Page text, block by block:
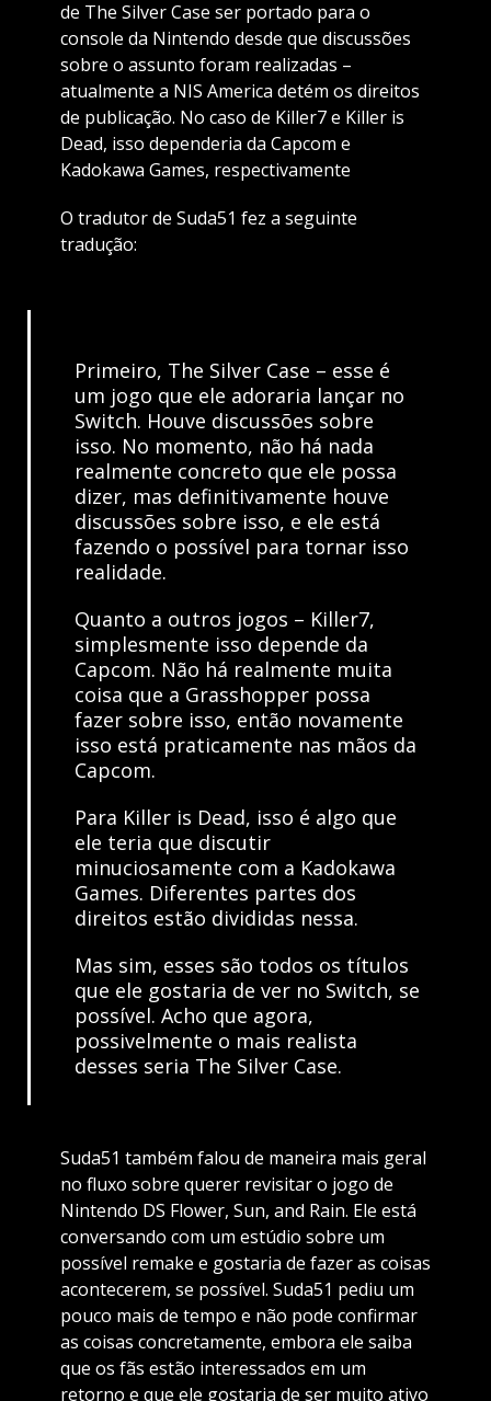
de The Silver Case ser portado para o
console da Nintendo desde que discussões
sobre o assunto foram realizadas –
atualmente a NIS America detém os direitos
de publicação. No caso de Killer7 e Killer is
Dead, isso dependeria da Capcom e
Kadokawa Games, respectivamente
O tradutor de Suda51 fez a seguinte
tradução:
Primeiro, The Silver Case – esse é
um jogo que ele adoraria lançar no
Switch. Houve discussões sobre
isso. No momento, não há nada
realmente concreto que ele possa
dizer, mas definitivamente houve
discussões sobre isso, e ele está
fazendo o possível para tornar isso
realidade.
Quanto a outros jogos – Killer7,
simplesmente isso depende da
Capcom. Não há realmente muita
coisa que a Grasshopper possa
fazer sobre isso, então novamente
isso está praticamente nas mãos da
Capcom.
Para Killer is Dead, isso é algo que
ele teria que discutir
minuciosamente com a Kadokawa
Games. Diferentes partes dos
direitos estão divididas nessa.
Mas sim, esses são todos os títulos
que ele gostaria de ver no Switch, se
possível. Acho que agora,
possivelmente o mais realista
desses seria The Silver Case.
Suda51 também falou de maneira mais geral
no fluxo sobre querer revisitar o jogo de
Nintendo DS Flower, Sun, and Rain. Ele está
conversando com um estúdio sobre um
possível remake e gostaria de fazer as coisas
acontecerem, se possível. Suda51 pediu um
pouco mais de tempo e não pode confirmar
as coisas concretamente, embora ele saiba
que os fãs estão interessados em um
retorno e que ele gostaria de ser muito ativo